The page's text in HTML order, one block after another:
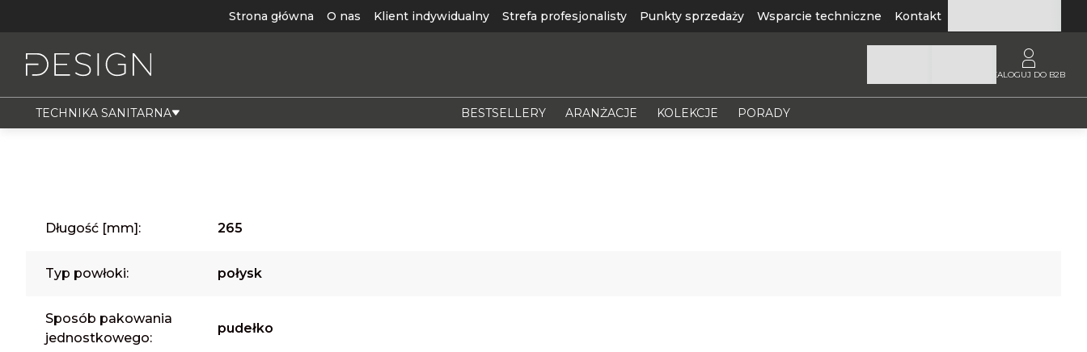
Strona główna O nas Klient indywidualny Strefa profesjonalisty Punkty sprzedaży Wsparcie techniczne Kontakt
ZALOGUJ DO B2B
TECHNIKA SANITARNA BESTSELLERY ARANŻACJE KOLEKCJE PORADY
Długość [mm]: 265
Typ powłoki: połysk
Sposób pakowania
jednostkowego:
pudełko